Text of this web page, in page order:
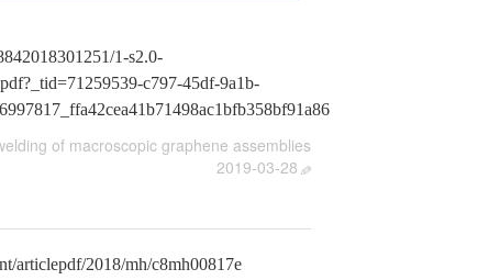
1-s2.0-
c797-45df-9a1b-
of macroscopic graphene assemblies
2019-03-28
articlepdf/2018/mh/c8mh00817e